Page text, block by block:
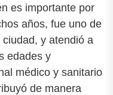
es importante por
años, fue uno de
y atendió a
edades y
médico y sanitario
de manera